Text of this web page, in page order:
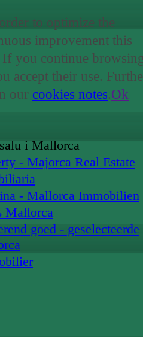
to optimize the
improvement this
If you continue
accept their use.
our cookies notes.Ok